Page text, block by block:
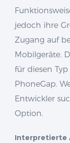
jedoch ihre
Zugang auf
Mobilgeräte.
für diesen
PhoneGap.
Entwickler
Option.
Interpretierte